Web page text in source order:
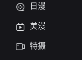
日漫
美漫
特摄